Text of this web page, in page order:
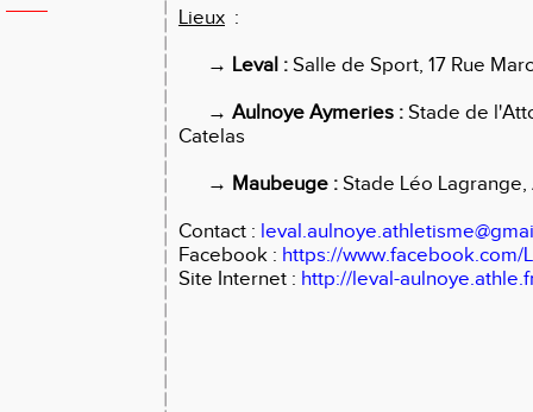
Lieux :
→ Leval : Salle de Sport, 17 Rue
→ Aulnoye Aymeries : Stade de
Catelas
→ Maubeuge : Stade Léo
Contact :
Facebook : https://www.facebook.com/
Site Internet : http://leval-